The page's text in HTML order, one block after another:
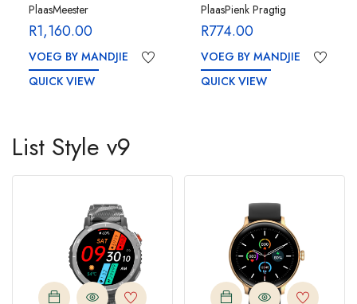
PlaasMeester
R1,160.00
VOEG BY MANDJIE
QUICK VIEW
PlaasPienk Pragtig
R774.00
VOEG BY MANDJIE
QUICK VIEW
List Style v9